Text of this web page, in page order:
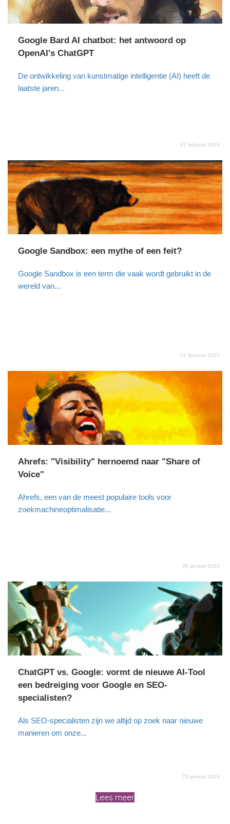
Google Bard AI chatbot: het antwoord op
OpenAI's ChatGPT
07 februari 2023
De ontwikkeling van kunstmatige intelligentie (AI) heeft de
laatste jaren...
Google Sandbox: een mythe of een feit?
01 februari 2023
Google Sandbox is een term die vaak wordt gebruikt in de
wereld van...
Ahrefs: "Visibility" hernoemd naar "Share of
Voice"
26 januari 2023
Ahrefs, een van de meest populaire tools voor
zoekmachineoptimalisatie...
ChatGPT vs. Google: vormt de nieuwe AI-Tool
een bedreiging voor Google en SEO-
specialisten?
23 januari 2023
Als SEO-specialisten zijn we altijd op zoek naar nieuwe
manieren om onze...
Lees meer